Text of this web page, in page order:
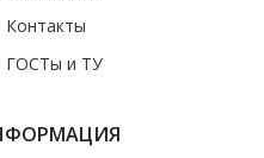
Контакты
ГОСТы и ТУ